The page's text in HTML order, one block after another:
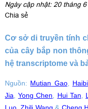
Ngày cập nhật: 20 tháng
Chia sẻ
Cơ sở di truyền tính
của cây bắp non
hệ transcriptome và
Nguồn: Mutian Gao,
Jia ,Yong Chen Hui Tan